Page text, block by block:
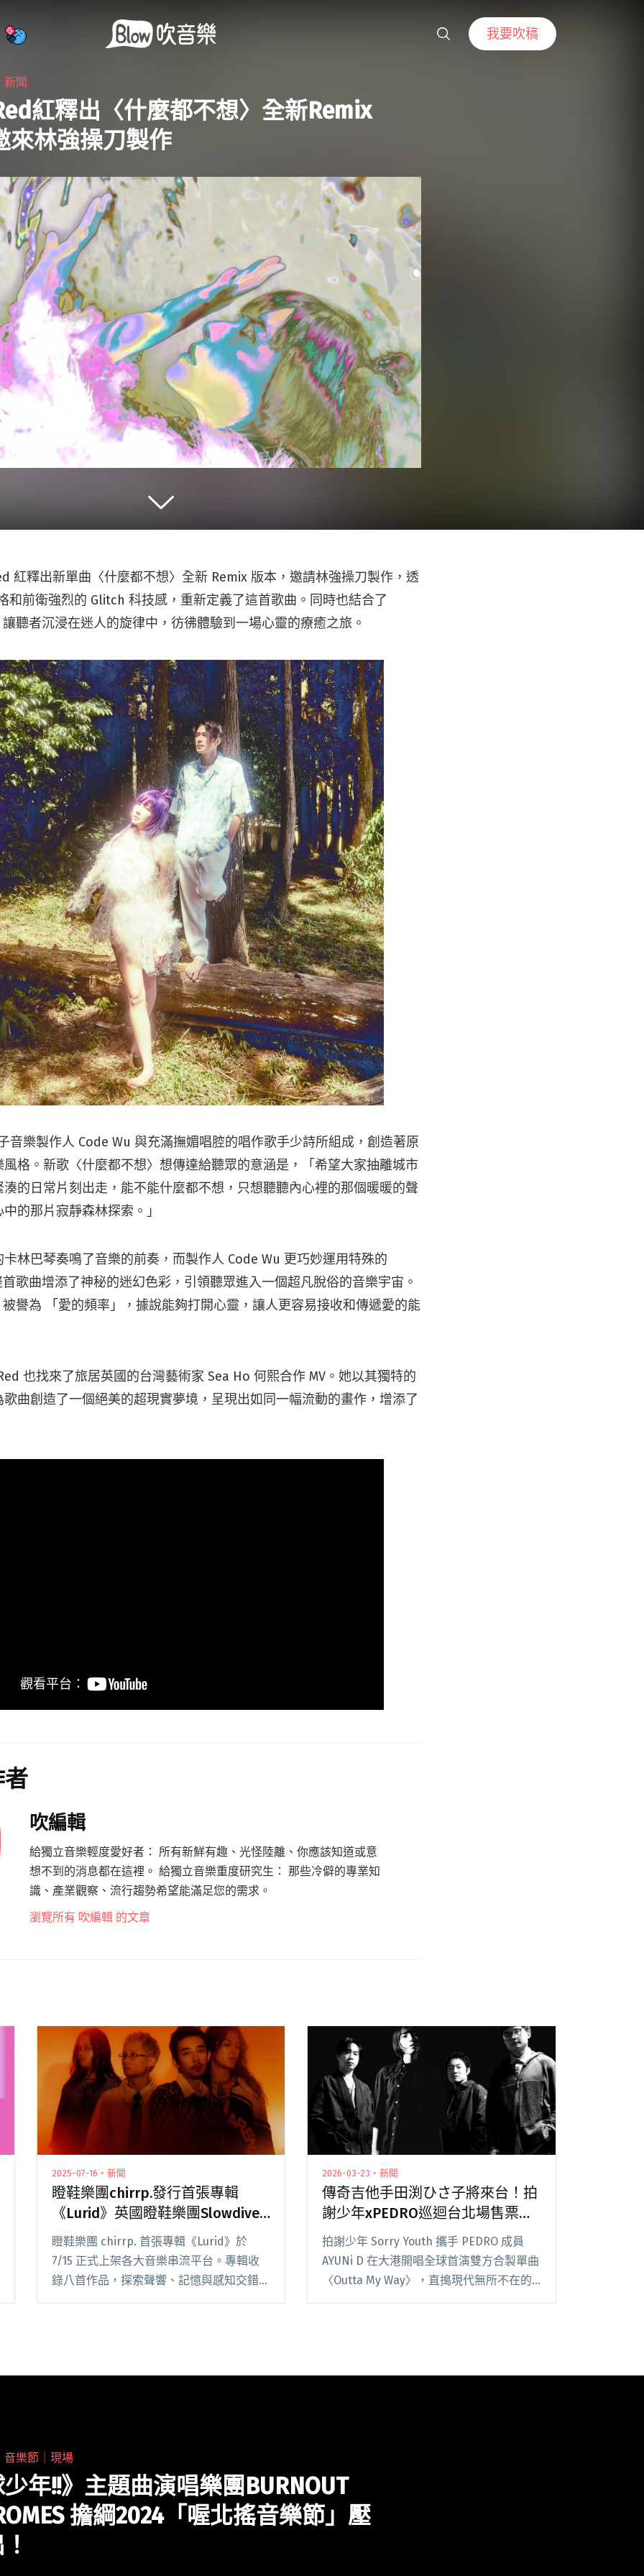
我要吹稿
新聞
紅釋出〈什麼都不想〉全新Remix
來林強操刀製作
紅釋出新單曲〈什麼都不想〉全新 Remix 版本，邀請林強操刀製作，透
和前衛強烈的 Glitch 科技感，重新定義了這首歌曲。同時也結合了
聽者沉浸在迷人的旋律中，彷彿體驗到一場心靈的療癒之旅。
音樂製作人 Code Wu 與充滿撫媚唱腔的唱作歌手少詩所組成，創造著原
格。新歌〈什麼都不想〉想傳達給聽眾的意涵是，「希望大家抽離城市
的日常片刻出走，能不能什麼都不想，只想聽聽內心裡的那個暖暖的聲
的那片寂靜森林探索。」
林巴琴奏鳴了音樂的前奏，而製作人 Code Wu 更巧妙運用特殊的
歌曲增添了神秘的迷幻色彩，引領聽眾進入一個超凡脫俗的音樂宇宙。
譽為 「愛的頻率」，據說能夠打開心靈，讓人更容易接收和傳遞愛的能
也找來了旅居英國的台灣藝術家 Sea Ho 何熙合作 MV。她以其獨特的
曲創造了一個絕美的超現實夢境，呈現出如同一幅流動的畫作，增添了
吹編輯
給獨立音樂輕度愛好者： 所有新鮮有趣、光怪陸離、你應該知道或意
想不到的消息都在這裡。 給獨立音樂重度研究生： 那些冷僻的專業知
識、產業觀察、流行趨勢希望能滿足您的需求。
瀏覽所有 吹編輯 的文章
2025-07-16・新聞
瞪鞋樂團chirrp.發行首張專輯
《Lurid》英國瞪鞋樂團Slowdive
成員操刀母帶
瞪鞋樂團 chirrp. 首張專輯《Lurid》於
7/15 正式上架各大音樂串流平台。專輯收
錄八首作品，探索聲響、記憶與感知交錯的
邊界，以失真吉他與呢喃旋律建構出一場持
團Slowdive成員操刀母帶"
2026-03-23・新聞
傳奇吉他手田渕ひさ子將來台！拍
謝少年xPEDRO巡迴台北場售票資
訊釋出！
拍謝少年 Sorry Youth 攜手 PEDRO 成員
AYUNi D 在大港開唱全球首演雙方合製單曲
〈Outta My Way〉，直搗現代無所不在的
網路惡意議題，面對快速變化的網路世界中
釋出！"
音樂節｜現場
年!!》主題曲演唱樂團BURNOUT
擔綱2024「喔北搖音樂節」壓